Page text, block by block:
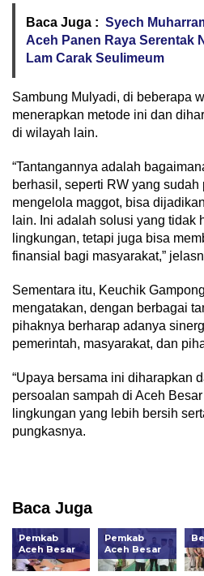
Baca Juga : Syech
Aceh Panen Raya Serentak
Lam Carak Seulimeum
Sambung Mulyadi, di beberapa
menerapkan metode ini dan
di wilayah lain.
“Tantangannya adalah
berhasil, seperti RW yang
mengelola maggot, bisa
lain. Ini adalah solusi yang tidak
lingkungan, tetapi juga bisa
finansial bagi masyarakat,”
Sementara itu, Keuchik
mengatakan, dengan berbagai
pihaknya berharap adanya
pemerintah, masyarakat, dan
“Upaya bersama ini diharapkan
persoalan sampah di Aceh
lingkungan yang lebih bersih
pungkasnya.
Baca Juga
Pemkab
Aceh Besar
Pemkab
Aceh Besar